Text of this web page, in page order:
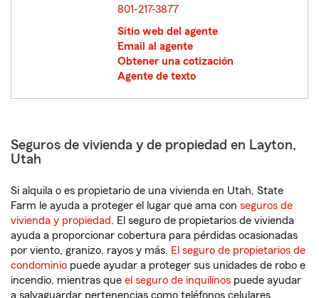
801-217-3877
Sitio web del agente
Email al agente
Obtener una cotización
Agente de texto
Seguros de vivienda y de propiedad en Layton,
Utah
Si alquila o es propietario de una vivienda en Utah, State
Farm le ayuda a proteger el lugar que ama con seguros de
vivienda y propiedad. El seguro de propietarios de vivienda
ayuda a proporcionar cobertura para pérdidas ocasionadas
por viento, granizo, rayos y más. El seguro de propietarios de
condominio puede ayudar a proteger sus unidades de robo e
incendio, mientras que el seguro de inquilinos puede ayudar
a salvaguardar pertenencias como teléfonos celulares